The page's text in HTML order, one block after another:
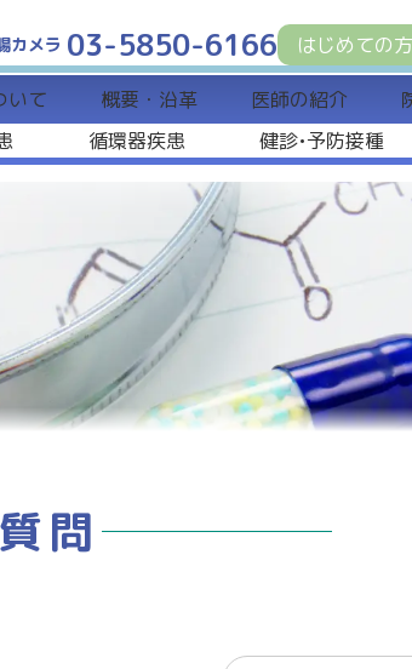
カメラ 03-5850-6166 はじめての
いて 概要・沿革 医師の紹介
循環器疾患 健診•予防接種
問